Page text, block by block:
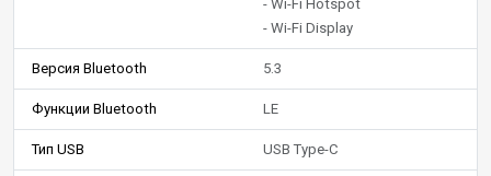
- Wi-Fi Hotspot
- Wi-Fi Display
Версия Bluetooth 5.3
Функции Bluetooth LE
Тип USB USB Type-C